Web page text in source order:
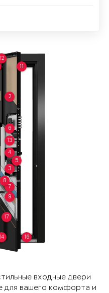
2
3
4
5
6
7
8
9
11
12
13
14
16
17
входные двери
для вашего комфорта и